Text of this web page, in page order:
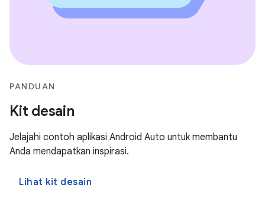
PANDUAN
Kit desain
Jelajahi contoh aplikasi Android Auto untuk membantu
Anda mendapatkan inspirasi.
Lihat kit desain